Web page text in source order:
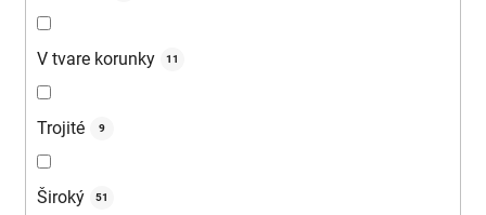
V tvare korunky 11
Trojité 9
Široký 51